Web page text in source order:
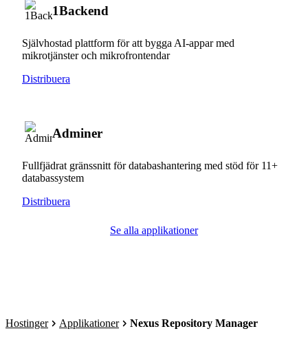
1Backend
Självhostad plattform för att bygga AI-appar med
mikrotjänster och mikrofrontendar
Distribuera
Adminer
Fullfjädrat gränssnitt för databashantering med stöd för 11+
databassystem
Distribuera
Se alla applikationer
Hostinger Applikationer Nexus Repository Manager